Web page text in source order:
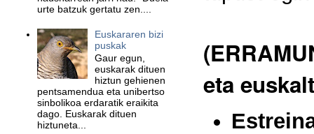
eta
urte batzuk gertatu zen....
Euskararen bizi
puskak
Gaur egun,
euskarak dituen
hiztun gehienen
pentsamendua eta unibertso
sinbolikoa erdaratik eraikita
dago. Euskarak dituen
hiztuneta...